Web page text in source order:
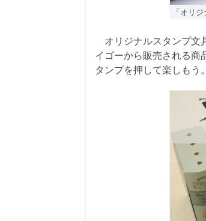
「オリ
オリジナルスタンプ文
イゴーから販売される商
タンプを押して楽しもう。